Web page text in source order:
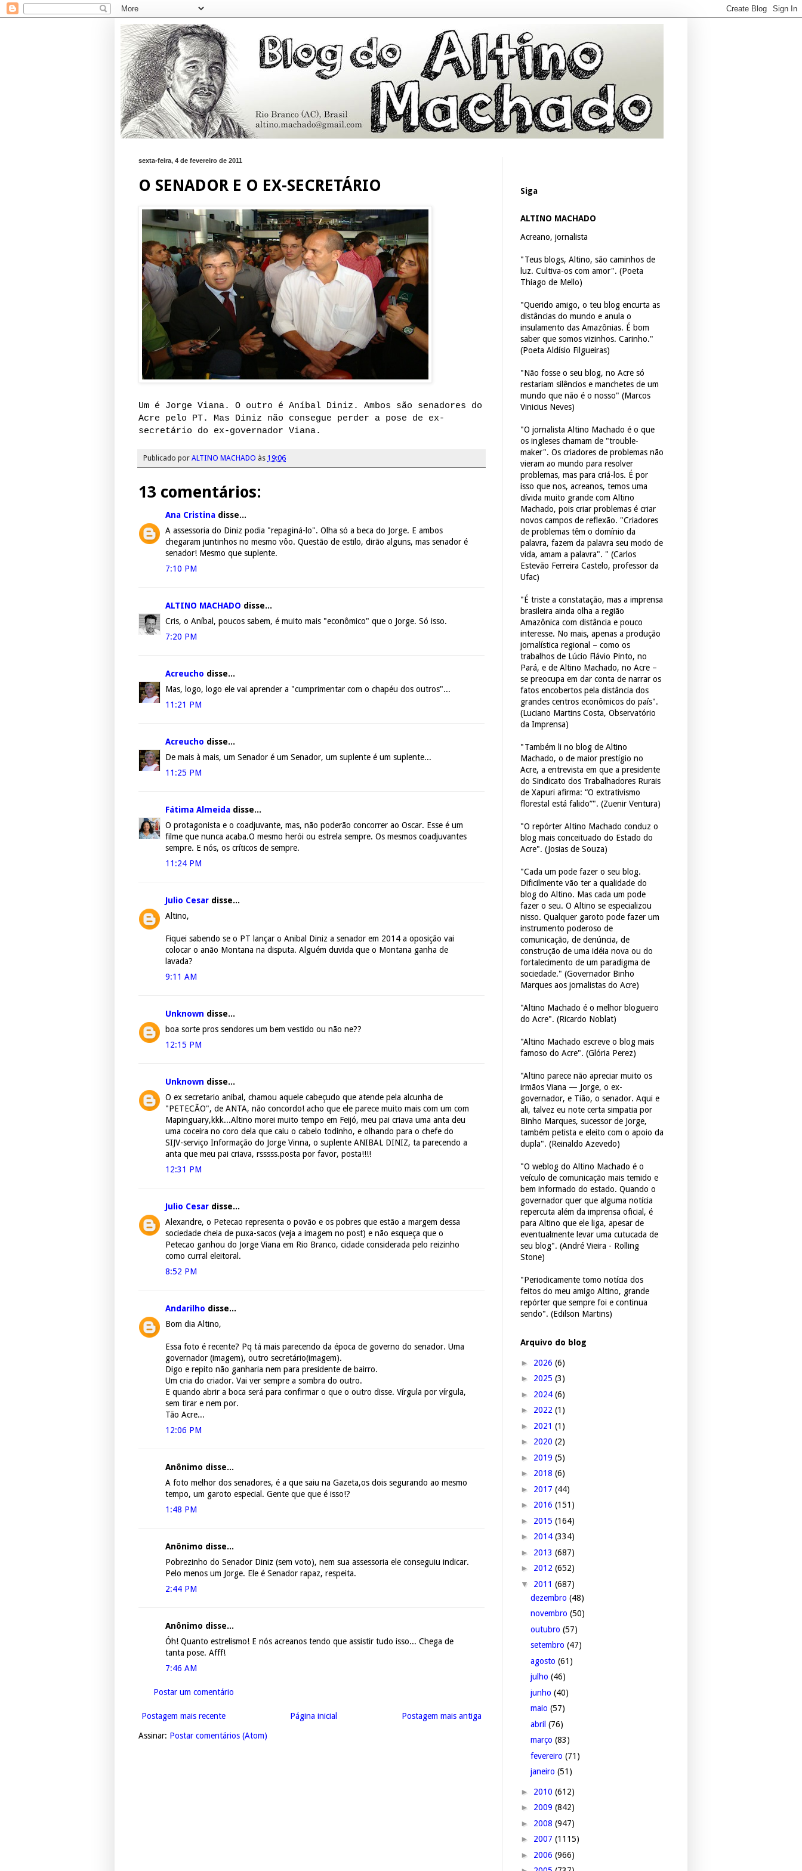
sexta-feira, 4 de fevereiro de 2011
O SENADOR E O EX-SECRETÁRIO
Um é Jorge Viana. O outro é Aníbal Diniz. Ambos são senadores do
Acre pelo PT. Mas Diniz não consegue perder a pose de ex-
secretário do ex-governador Viana.
Publicado por ALTINO MACHADO às 19:06
13 comentários:
Ana Cristina disse...
A assessoria do Diniz podia "repaginá-lo". Olha só a beca do Jorge. E ambos
chegaram juntinhos no mesmo vôo. Questão de estilo, dirão alguns, mas senador é
senador! Mesmo que suplente.
7:10 PM
ALTINO MACHADO disse...
Cris, o Aníbal, poucos sabem, é muito mais "econômico" que o Jorge. Só isso.
7:20 PM
Acreucho disse...
Mas, logo, logo ele vai aprender a "cumprimentar com o chapéu dos outros"...
11:21 PM
Acreucho disse...
De mais à mais, um Senador é um Senador, um suplente é um suplente...
11:25 PM
Fátima Almeida disse...
O protagonista e o coadjuvante, mas, não poderão concorrer ao Oscar. Esse é um
filme que nunca acaba.O mesmo herói ou estrela sempre. Os mesmos coadjuvantes
sempre. E nós, os críticos de sempre.
11:24 PM
Julio Cesar disse...
Altino,
Fiquei sabendo se o PT lançar o Anibal Diniz a senador em 2014 a oposição vai
colocar o anão Montana na disputa. Alguém duvida que o Montana ganha de
lavada?
9:11 AM
Unknown disse...
boa sorte pros sendores um bem vestido ou não ne??
12:15 PM
Unknown disse...
O ex secretario anibal, chamou aquele cabeçudo que atende pela alcunha de
"PETECÃO", de ANTA, não concordo! acho que ele parece muito mais com um com
Mapinguary,kkk...Altino morei muito tempo em Feijó, meu pai criava uma anta deu
uma coceira no coro dela que caiu o cabelo todinho, e olhando para o chefe do
SIJV-serviço Informação do Jorge Vinna, o suplente ANIBAL DINIZ, ta parecendo a
anta que meu pai criava, rsssss.posta por favor, posta!!!!
12:31 PM
Julio Cesar disse...
Alexandre, o Petecao representa o povão e os pobres que estão a margem dessa
sociedade cheia de puxa-sacos (veja a imagem no post) e não esqueça que o
Petecao ganhou do Jorge Viana em Rio Branco, cidade considerada pelo reizinho
como curral eleitoral.
8:52 PM
Andarilho disse...
Bom dia Altino,
Essa foto é recente? Pq tá mais parecendo da época de governo do senador. Uma
governador (imagem), outro secretário(imagem).
Digo e repito não ganharia nem para presidente de bairro.
Um cria do criador. Vai ver sempre a sombra do outro.
E quando abrir a boca será para confirmar o que o outro disse. Vírgula por vírgula,
sem tirar e nem por.
Tão Acre...
12:06 PM
Anônimo disse...
A foto melhor dos senadores, é a que saiu na Gazeta,os dois segurando ao mesmo
tempo, um garoto especial. Gente que que é isso!?
1:48 PM
Anônimo disse...
Pobrezinho do Senador Diniz (sem voto), nem sua assessoria ele conseguiu indicar.
Pelo menos um Jorge. Ele é Senador rapaz, respeita.
2:44 PM
Anônimo disse...
Óh! Quanto estrelismo! E nós acreanos tendo que assistir tudo isso... Chega de
tanta pose. Afff!
7:46 AM
Postar um comentário
Postagem mais recente Postagem mais antiga
Página inicial
Assinar: Postar comentários (Atom)
Siga
ALTINO MACHADO
Acreano, jornalista
"Teus blogs, Altino, são caminhos de
luz. Cultiva-os com amor". (Poeta
Thiago de Mello)
"Querido amigo, o teu blog encurta as
distâncias do mundo e anula o
insulamento das Amazônias. É bom
saber que somos vizinhos. Carinho."
(Poeta Aldísio Filgueiras)
"Não fosse o seu blog, no Acre só
restariam silêncios e manchetes de um
mundo que não é o nosso" (Marcos
Vinicius Neves)
"O jornalista Altino Machado é o que
os ingleses chamam de "trouble-
maker". Os criadores de problemas não
vieram ao mundo para resolver
problemas, mas para criá-los. É por
isso que nos, acreanos, temos uma
dívida muito grande com Altino
Machado, pois criar problemas é criar
novos campos de reflexão. "Criadores
de problemas têm o domínio da
palavra, fazem da palavra seu modo de
vida, amam a palavra". " (Carlos
Estevão Ferreira Castelo, professor da
Ufac)
"É triste a constatação, mas a imprensa
brasileira ainda olha a região
Amazônica com distância e pouco
interesse. No mais, apenas a produção
jornalística regional – como os
trabalhos de Lúcio Flávio Pinto, no
Pará, e de Altino Machado, no Acre –
se preocupa em dar conta de narrar os
fatos encobertos pela distância dos
grandes centros econômicos do país".
(Luciano Martins Costa, Observatório
da Imprensa)
"Também li no blog de Altino
Machado, o de maior prestígio no
Acre, a entrevista em que a presidente
do Sindicato dos Trabalhadores Rurais
de Xapuri afirma: “O extrativismo
florestal está falido”". (Zuenir Ventura)
"O repórter Altino Machado conduz o
blog mais conceituado do Estado do
Acre". (Josias de Souza)
"Cada um pode fazer o seu blog.
Dificilmente vão ter a qualidade do
blog do Altino. Mas cada um pode
fazer o seu. O Altino se especializou
nisso. Qualquer garoto pode fazer um
instrumento poderoso de
comunicação, de denúncia, de
construção de uma idéia nova ou do
fortalecimento de um paradigma de
sociedade." (Governador Binho
Marques aos jornalistas do Acre)
"Altino Machado é o melhor blogueiro
do Acre". (Ricardo Noblat)
"Altino Machado escreve o blog mais
famoso do Acre". (Glória Perez)
"Altino parece não apreciar muito os
irmãos Viana — Jorge, o ex-
governador, e Tião, o senador. Aqui e
ali, talvez eu note certa simpatia por
Binho Marques, sucessor de Jorge,
também petista e eleito com o apoio da
dupla". (Reinaldo Azevedo)
"O weblog do Altino Machado é o
veículo de comunicação mais temido e
bem informado do estado. Quando o
governador quer que alguma notícia
repercuta além da imprensa oficial, é
para Altino que ele liga, apesar de
eventualmente levar uma cutucada de
seu blog". (André Vieira - Rolling
Stone)
"Periodicamente tomo notícia dos
feitos do meu amigo Altino, grande
repórter que sempre foi e continua
sendo". (Edilson Martins)
Arquivo do blog
► 2026 (6)
► 2025 (3)
► 2024 (6)
► 2022 (1)
► 2021 (1)
► 2020 (2)
► 2019 (5)
► 2018 (6)
► 2017 (44)
► 2016 (151)
► 2015 (164)
► 2014 (334)
► 2013 (687)
► 2012 (652)
▼ 2011 (687)
dezembro (48)
novembro (50)
outubro (57)
setembro (47)
agosto (61)
julho (46)
junho (40)
maio (57)
abril (76)
março (83)
fevereiro (71)
janeiro (51)
► 2010 (612)
► 2009 (842)
► 2008 (947)
► 2007 (1115)
► 2006 (966)